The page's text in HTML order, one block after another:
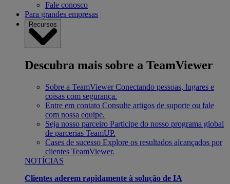
Fale conosco
Para grandes empresas
Recursos
Descubra mais sobre a TeamViewer
Sobre a TeamViewer Conectando pessoas, lugares e
coisas com segurança.
Entre em contato Consulte artigos de suporte ou fale
com nossa equipe.
Seja nosso parceiro Participe do nosso programa global
de parcerias TeamUP.
Cases de sucesso Explore os resultados alcançados por
clientes TeamViewer.
NOTÍCIAS
Clientes aderem rapidamente à solução de IA